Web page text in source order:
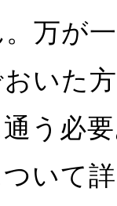
万が
いた
う必
いて